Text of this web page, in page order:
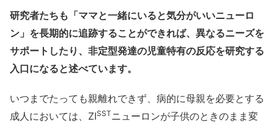
研究者たちも「ママと一緒にいると気分がいいニューロ
ン」を長期的に追跡することができれば、異なるニーズを
サポートしたり、非定型発達の児童特有の反応を研究する
入口になると述べています。
いつまでたっても親離れできず、病的に母親を必要とする
成人においては、ZISSTニューロンが子供のときのまま変